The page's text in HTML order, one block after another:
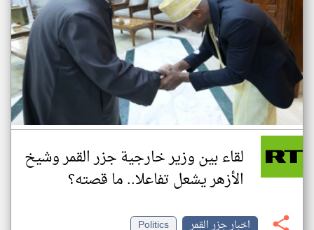
لقاء بين وزير خارجية جزر القمر وشيخ
الأزهر يشعل تفاعلا.. ما قصته؟
اخبار جزر القمر
Politics